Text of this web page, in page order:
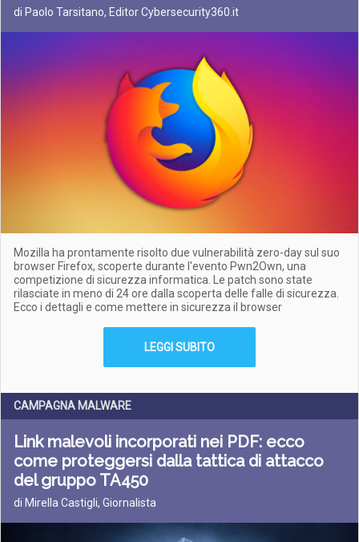
di Paolo Tarsitano, Editor Cybersecurity360.it
Mozilla ha prontamente risolto due vulnerabilità zero-day sul suo
browser Firefox, scoperte durante l'evento Pwn2Own, una
competizione di sicurezza informatica. Le patch sono state
rilasciate in meno di 24 ore dalla scoperta delle falle di sicurezza.
Ecco i dettagli e come mettere in sicurezza il browser
LEGGI SUBITO
CAMPAGNA MALWARE
Link malevoli incorporati nei PDF: ecco
come proteggersi dalla tattica di attacco
del gruppo TA450
di Mirella Castigli, Giornalista